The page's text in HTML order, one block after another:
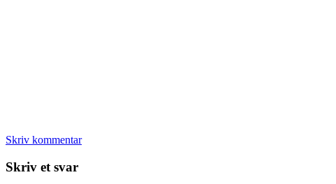
Skriv kommentar
Læserinteraktioner
Skriv et svar